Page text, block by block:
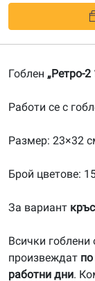
1:4-
20130221
Гоблен „Ретро-
Работи се с
Размер: 23×32
Брой цветове:
За вариант
Всички гоблени
произвеждат
работни дни.